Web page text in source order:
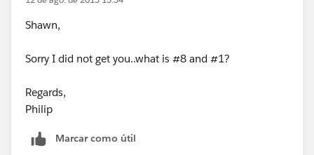
Shawn,
Sorry I did not get you..what is #8 and #1?
Regards,
Philip
Marcar como útil